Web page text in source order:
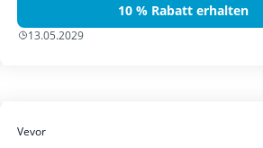
10 % Rabatt erhalten
13.05.2029
Vevor